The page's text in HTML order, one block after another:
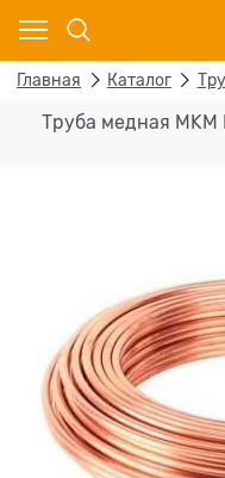
Главная Каталог
Труба медная